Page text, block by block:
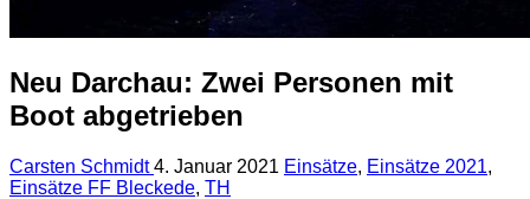
Neu Darchau: Zwei Personen mit
Boot abgetrieben
Carsten Schmidt4. Januar 2021 Einsätze, Einsätze 2021,
Einsätze FF Bleckede, TH